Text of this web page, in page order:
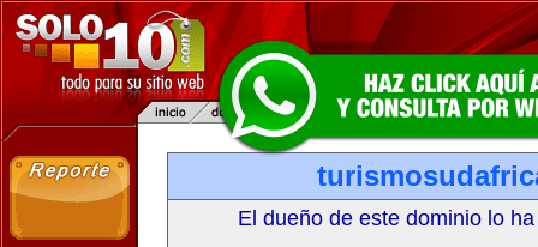
El dueño de este dominio lo